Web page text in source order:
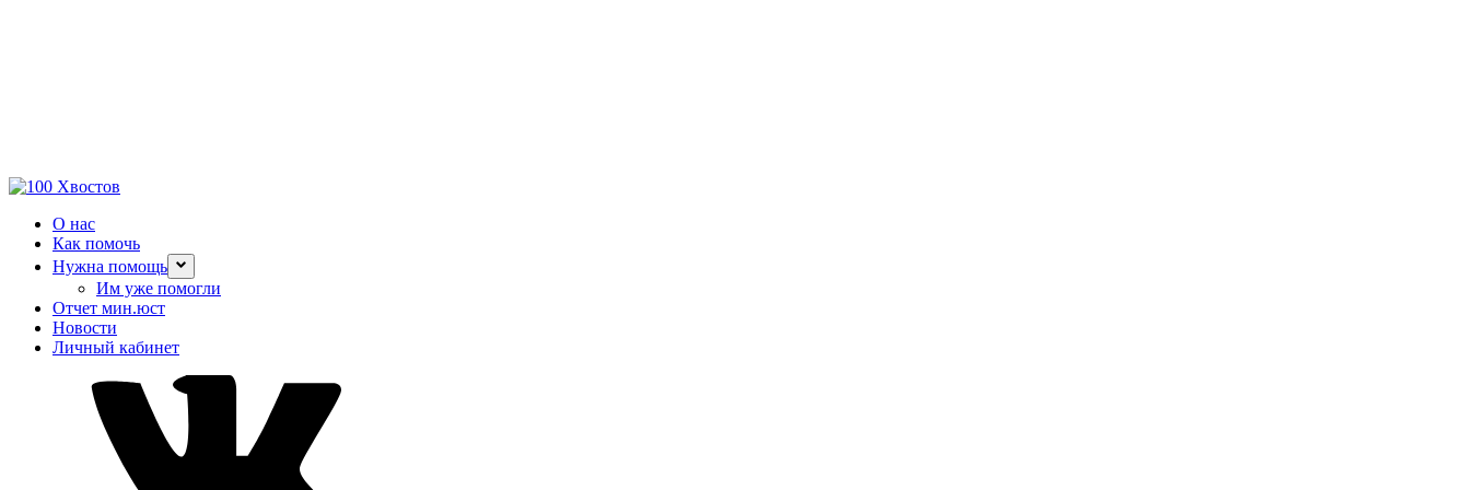
О нас
Как помочь
Нужна помощь
Им уже помогли
Отчет мин.юст
Новости
Личный кабинет